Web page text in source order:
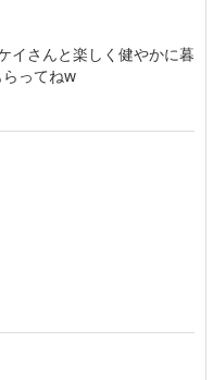
イさんと楽しく健やかに暮
ってねw